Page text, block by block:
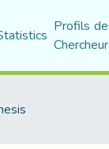
Profils